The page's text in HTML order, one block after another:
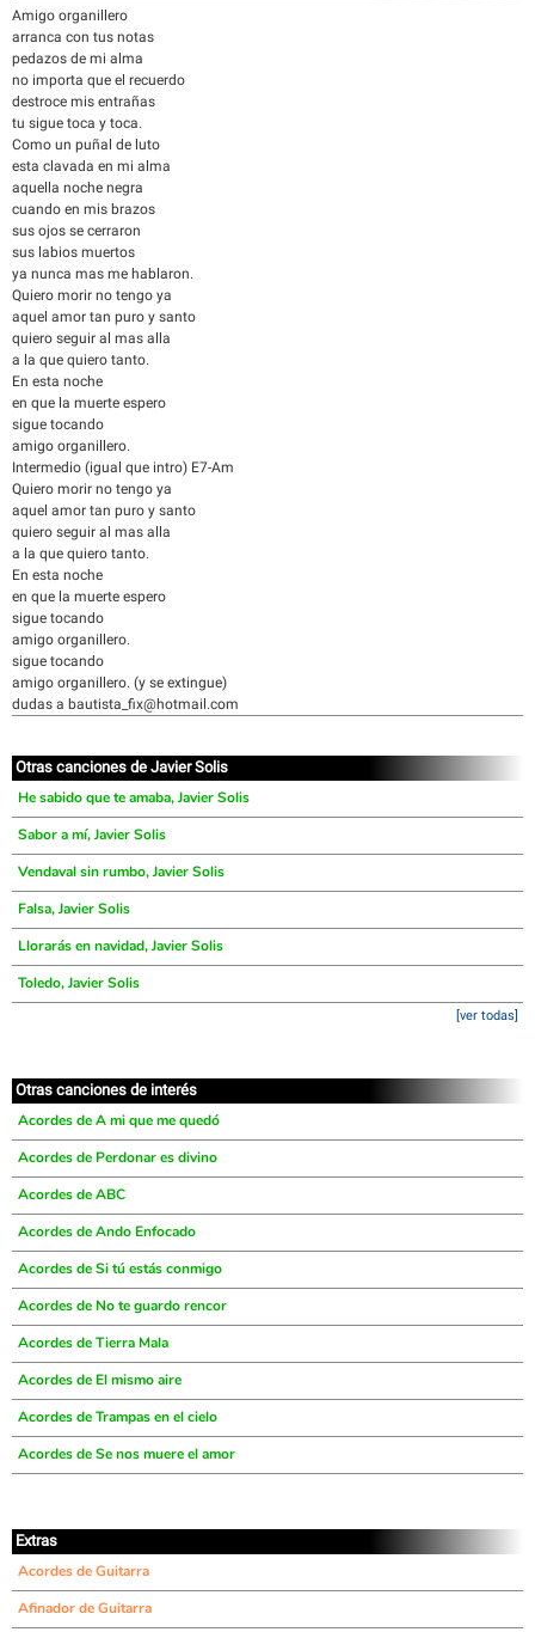
Amigo organillero
arranca con tus notas
pedazos de mi alma
no importa que el recuerdo
destroce mis entrañas
tu sigue toca y toca.
Como un puñal de luto
esta clavada en mi alma
aquella noche negra
cuando en mis brazos
sus ojos se cerraron
sus labios muertos
ya nunca mas me hablaron.
Quiero morir no tengo ya
aquel amor tan puro y santo
quiero seguir al mas alla
a la que quiero tanto.
En esta noche
en que la muerte espero
sigue tocando
amigo organillero.
Intermedio (igual que intro) E7-Am
Quiero morir no tengo ya
aquel amor tan puro y santo
quiero seguir al mas alla
a la que quiero tanto.
En esta noche
en que la muerte espero
sigue tocando
amigo organillero.
sigue tocando
amigo organillero. (y se extingue)
dudas a bautista_fix@hotmail.com
Otras canciones de Javier Solis
He sabido que te amaba, Javier Solis
Sabor a mí, Javier Solis
Vendaval sin rumbo, Javier Solis
Falsa, Javier Solis
Llorarás en navidad, Javier Solis
Toledo, Javier Solis
[ver todas]
Otras canciones de interés
Acordes de A mi que me quedó
Acordes de Perdonar es divino
Acordes de ABC
Acordes de Ando Enfocado
Acordes de Si tú estás conmigo
Acordes de No te guardo rencor
Acordes de Tierra Mala
Acordes de El mismo aire
Acordes de Trampas en el cielo
Acordes de Se nos muere el amor
Extras
Acordes de Guitarra
Afinador de Guitarra